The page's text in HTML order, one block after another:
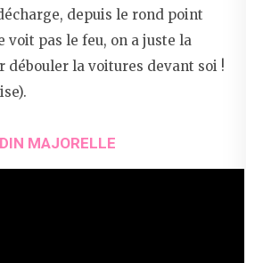
depuis le rond point
voit pas le feu, on a juste la
débouler la voitures devant soi !
MAJORELLE